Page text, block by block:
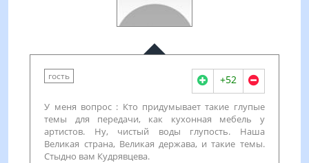
гость +52
У меня вопрос : Кто придумывает такие глупые
темы для передачи, как кухонная мебель у
артистов. Ну, чистый воды глупость. Наша
Великая страна, Великая держава, и такие темы.
Стыдно вам Кудрявцева.